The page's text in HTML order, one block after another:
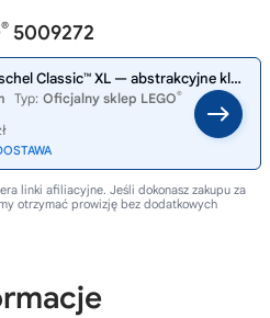
® 5009272
Plecak Herschel Classic™ XL — abstrakcyjne klocki 5009272
Typ: Oficjalny sklep LEGO®
linki afiliacyjne. Jeśli dokonasz zakupu za
otrzymać prowizję bez dodatkowych